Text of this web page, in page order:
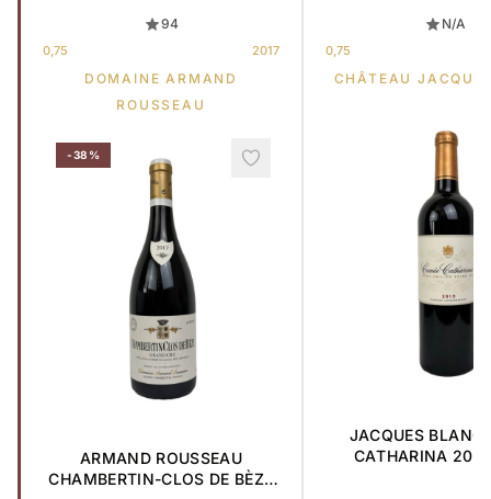
94
0,75 2017
DOMAINE ARMAND
ROUSSEAU
-38%
ARMAND ROUSSEAU
CHAMBERTIN-CLOS DE BÈZE
N/A
0,75
CHÂTEAU
JACQUES BLANC
CATHARINA